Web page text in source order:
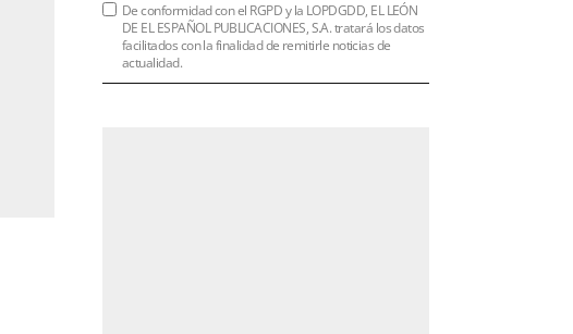
De conformidad con el RGPD y la LOPDGDD, EL LEÓN
DE EL ESPAÑOL PUBLICACIONES, S.A. tratará los datos
facilitados con la finalidad de remitirle noticias de
actualidad.